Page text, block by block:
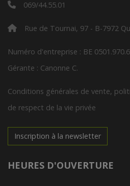
069/44.55.01
Rue de Tournai, 97 - B-7972
Numéro d'entreprise : BE
Gérante : Canonne C.
Conditions générales de vente,
de respect de la vie privée
Inscription à la newsletter
HEURES D'OUVERTURE